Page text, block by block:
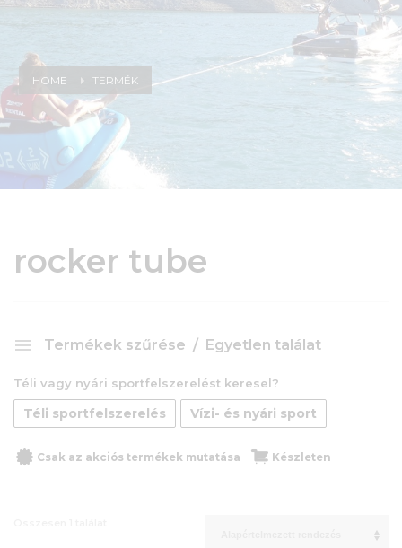
HOME TERMÉK
rocker tube
Termékek szűrése Egyetlen találat
Téli vagy nyári sportfelszerelést keresel?
Téli sportfelszerelés Vízi- és nyári sport
Csak az akciós termékek mutatása Készleten